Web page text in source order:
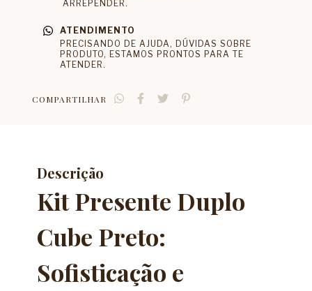
ARREPENDER.
ATENDIMENTO
PRECISANDO DE AJUDA, DÚVIDAS SOBRE
PRODUTO, ESTAMOS PRONTOS PARA TE
ATENDER.
COMPARTILHAR
Descrição
Kit Presente Duplo
Cube Preto:
Sofisticação e